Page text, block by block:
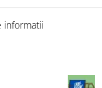
informatii